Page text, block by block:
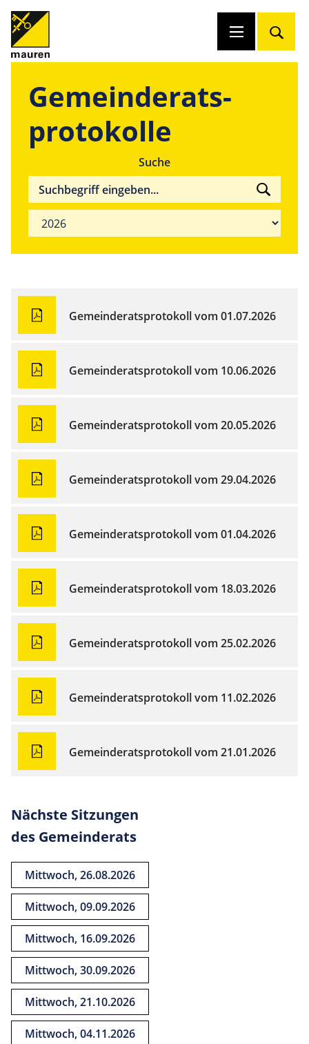
Gemeinderats­
protokolle
Suche
Gemeinderatsprotokoll vom 01.07.2026
Gemeinderatsprotokoll vom 10.06.2026
Gemeinderatsprotokoll vom 20.05.2026
Gemeinderatsprotokoll vom 29.04.2026
Gemeinderatsprotokoll vom 01.04.2026
Gemeinderatsprotokoll vom 18.03.2026
Gemeinderatsprotokoll vom 25.02.2026
Gemeinderatsprotokoll vom 11.02.2026
Gemeinderatsprotokoll vom 21.01.2026
Nächste Sitzungen
des Gemeinderats
Mittwoch, 26.08.2026
Mittwoch, 09.09.2026
Mittwoch, 16.09.2026
Mittwoch, 30.09.2026
Mittwoch, 21.10.2026
Mittwoch, 04.11.2026